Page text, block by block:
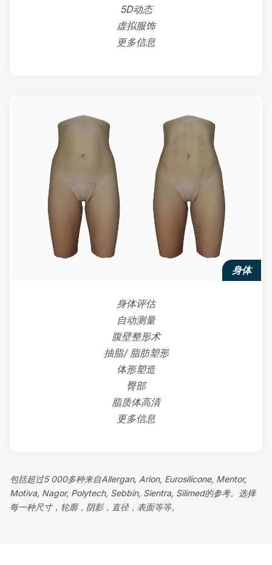
5D动态
虚拟服饰
更多信息
身体
身体评估
自动测量
腹壁整形术
抽脂/ 脂肪塑形
体形塑造
臀部
脂质体高清
更多信息
包括超过5 000多种来自Allergan, Arion, Eurosilicone, Mentor,
Motiva, Nagor, Polytech, Sebbin, Sientra, Silimed的参考。选择
每一种尺寸，轮廓，阴影，直径，表面等等。